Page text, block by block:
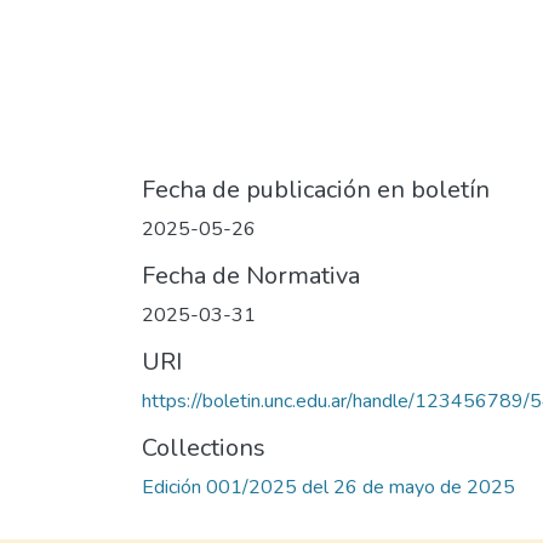
Fecha de publicación en boletín
2025-05-26
Fecha de Normativa
2025-03-31
URI
https://boletin.unc.edu.ar/handle/123456789/
Collections
Edición 001/2025 del 26 de mayo de 2025